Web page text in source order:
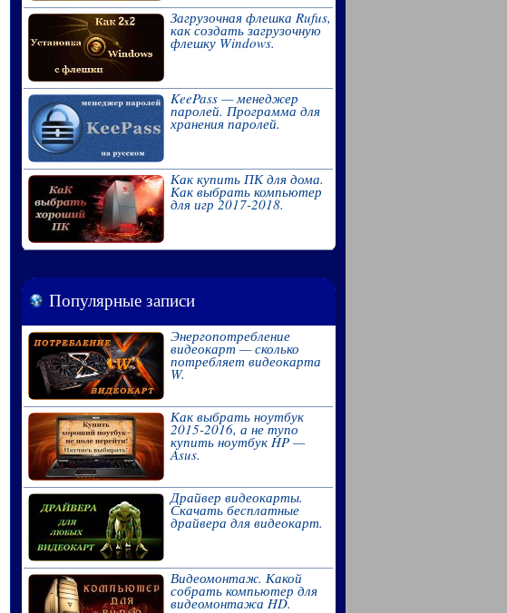
Загрузочная флешка Rufus,
как создать загрузочную
флешку Windows.
KeePass — менеджер
паролей. Программа для
хранения паролей.
Как купить ПК для дома.
Как выбрать компьютер
для игр 2017-2018.
Популярные записи
Энергопотребление
видеокарт — сколько
потребляет видеокарта
W.
Как выбрать ноутбук
2015-2016, а не тупо
купить ноутбук HP —
Asus.
Драйвер видеокарты.
Скачать бесплатные
драйвера для видеокарт.
Видеомонтаж. Какой
собрать компьютер для
видеомонтажа HD.